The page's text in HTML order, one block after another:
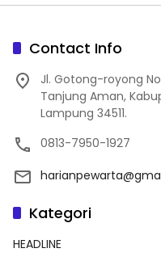
Contact Info
Jl. Gotong-royong
Tanjung Aman,
Lampung 34511.
0813-7950-1927
Kategori
HEADLINE